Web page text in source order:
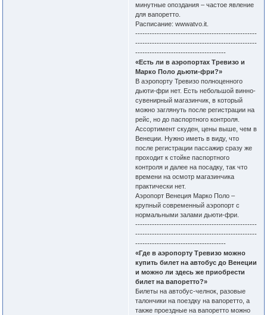
минутные опоздания – частое явление
для вапоретто.
Расписание: wwwatvo.it.
---------------------------------------------------
---------------------------------------------------
--------------------------------------
«Есть ли в аэропортах Тревизо и
Марко Поло дьюти-фри?»
В аэропорту Тревизо полноценного
дьюти-фри нет. Есть небольшой винно-
сувенирный магазинчик, в который
можно заглянуть после регистрации на
рейс, но до паспортного контроля.
Ассортимент скуден, цены выше, чем в
Венеции. Нужно иметь в виду, что
после регистрации пассажир сразу же
проходит к стойке паспортного
контроля и далее на посадку, так что
времени на осмотр магазинчика
практически нет.
Аэропорт Венеция Марко Поло –
крупный современный аэропорт с
нормальными залами дьюти-фри.
---------------------------------------------------
---------------------------------------------------
--------------------------------------
«Где в аэропорту Тревизо можно
купить билет на автобус до Венеции
и можно ли здесь же приобрести
билет на вапоретто?»
Билеты на автобус-челнок, разовые
талончики на поездку на вапоретто, а
также проездные на вапоретто можно